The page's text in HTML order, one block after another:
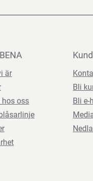
är
oss
Bli
Bli e-